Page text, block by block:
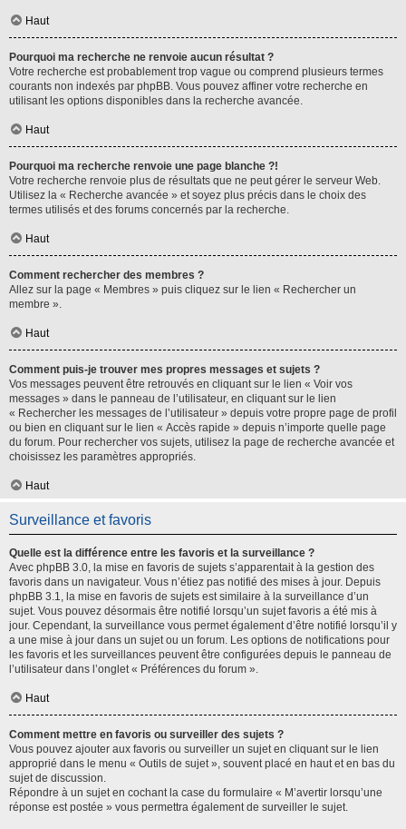
Haut
Pourquoi ma recherche ne renvoie aucun résultat ?
Votre recherche est probablement trop vague ou comprend plusieurs termes
courants non indexés par phpBB. Vous pouvez affiner votre recherche en
utilisant les options disponibles dans la recherche avancée.
Haut
Pourquoi ma recherche renvoie une page blanche ?!
Votre recherche renvoie plus de résultats que ne peut gérer le serveur Web.
Utilisez la « Recherche avancée » et soyez plus précis dans le choix des
termes utilisés et des forums concernés par la recherche.
Haut
Comment rechercher des membres ?
Allez sur la page « Membres » puis cliquez sur le lien « Rechercher un
membre ».
Haut
Comment puis-je trouver mes propres messages et sujets ?
Vos messages peuvent être retrouvés en cliquant sur le lien « Voir vos
messages » dans le panneau de l’utilisateur, en cliquant sur le lien
« Rechercher les messages de l’utilisateur » depuis votre propre page de profil
ou bien en cliquant sur le lien « Accès rapide » depuis n’importe quelle page
du forum. Pour rechercher vos sujets, utilisez la page de recherche avancée et
choisissez les paramètres appropriés.
Haut
Surveillance et favoris
Quelle est la différence entre les favoris et la surveillance ?
Avec phpBB 3.0, la mise en favoris de sujets s’apparentait à la gestion des
favoris dans un navigateur. Vous n’étiez pas notifié des mises à jour. Depuis
phpBB 3.1, la mise en favoris de sujets est similaire à la surveillance d’un
sujet. Vous pouvez désormais être notifié lorsqu’un sujet favoris a été mis à
jour. Cependant, la surveillance vous permet également d’être notifié lorsqu’il y
a une mise à jour dans un sujet ou un forum. Les options de notifications pour
les favoris et les surveillances peuvent être configurées depuis le panneau de
l’utilisateur dans l’onglet « Préférences du forum ».
Haut
Comment mettre en favoris ou surveiller des sujets ?
Vous pouvez ajouter aux favoris ou surveiller un sujet en cliquant sur le lien
approprié dans le menu « Outils de sujet », souvent placé en haut et en bas du
sujet de discussion.
Répondre à un sujet en cochant la case du formulaire « M’avertir lorsqu’une
réponse est postée » vous permettra également de surveiller le sujet.